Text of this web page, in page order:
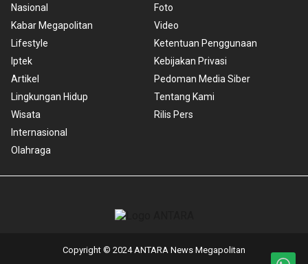
Nasional
Kabar Megapolitan
Lifestyle
Iptek
Artikel
Lingkungan Hidup
Wisata
Internasional
Olahraga
Foto
Video
Ketentuan Penggunaan
Kebijakan Privasi
Pedoman Media Siber
Tentang Kami
Rilis Pers
Copyright © 2024 ANTARA News Megapolitan